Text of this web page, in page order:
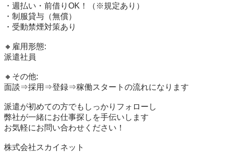
・週払い・前借りOK！（※規定あり）
・制服貸与（無償）
・受動禁煙対策あり
🔸雇用形態:
派遣社員
🔸その他:
面談⇒採用⇒登録⇒稼働スタートの流れになります
派遣が初めての方でもしっかりフォローし
弊社が一緒にお仕事探しを手伝いします
お気軽にお問い合わせください！
株式会社スカイネット